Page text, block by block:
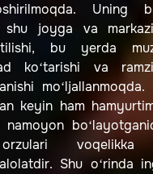
Uning
shu joyga va
bu yerda
ko‘tarishi va
mo‘ljallanmoqda.
keyin ham
namoyon
orzulari voqelikka
Shu o‘rinda